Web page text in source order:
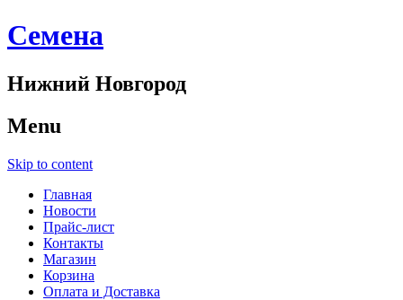
Cемена
Нижний Новгород
Menu
Skip to content
Главная
Новости
Прайс-лист
Контакты
Магазин
Корзина
Оплата и Доставка